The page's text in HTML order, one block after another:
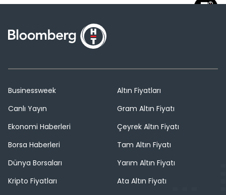
Businessweek
Canlı Yayın
Ekonomi Haberleri
Borsa Haberleri
Dünya Borsaları
Kripto Fiyatları
Altın Fiyatları
Gram Altın Fiyatı
Çeyrek Altın Fiyatı
Tam Altın Fiyatı
Yarım Altın Fiyatı
Ata Altın Fiyatı